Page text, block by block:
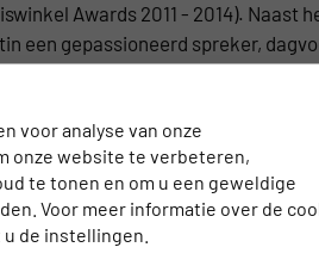
Awards 2011 - 2014).
een gepassioneerd spreker,
van persuasive design en
‘online beïnvloeden’, waarin
omgeving. Cialdini is hoogleraar
‘Influence‘. Ook is Martin de
met structurele focus snel de
voor analyse van onze
onze website te verbeteren,
te tonen en om u een geweldige
Voor meer informatie over de
de instellingen.